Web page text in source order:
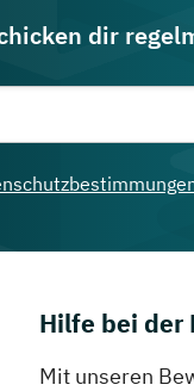
dir
Hilfe bei der
Mit unseren